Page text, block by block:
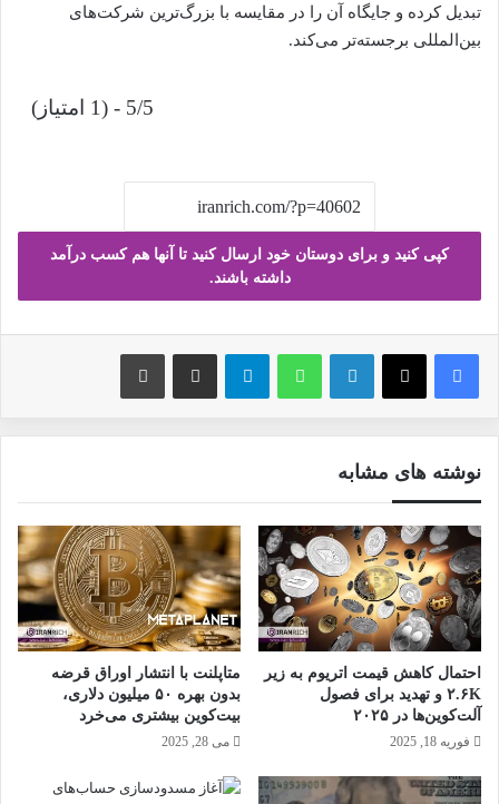
تبدیل کرده و جایگاه آن را در مقایسه با بزرگ‌ترین شرکت‌های
بین‌المللی برجسته‌تر می‌کند.
5/5 - (1 امتیاز)
کپی کنید و برای دوستان خود ارسال کنید تا آنها هم کسب درآمد
داشته باشند.
فیس بوک X لینکدین واتس آپ تلگرام ارسال ایمیل چاپ
نوشته های مشابه
احتمال کاهش قیمت اتریوم به زیر
۲.۶K و تهدید برای فصول
آلت‌کوین‌ها در ۲۰۲۵
فوریه 18, 2025
متاپلنت با انتشار اوراق قرضه
بدون بهره ۵۰ میلیون دلاری،
بیت‌کوین بیشتری می‌خرد
می 28, 2025